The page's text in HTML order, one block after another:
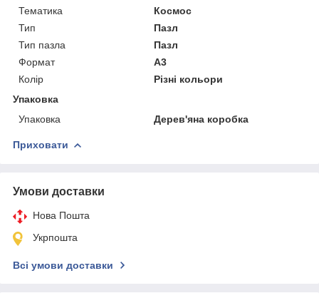
Тематика
Космос
Тип
Пазл
Тип пазла
Пазл
Формат
A3
Колір
Різні кольори
Упаковка
Упаковка
Дерев'яна коробка
Приховати
Умови доставки
Нова Пошта
Укрпошта
Всі умови доставки